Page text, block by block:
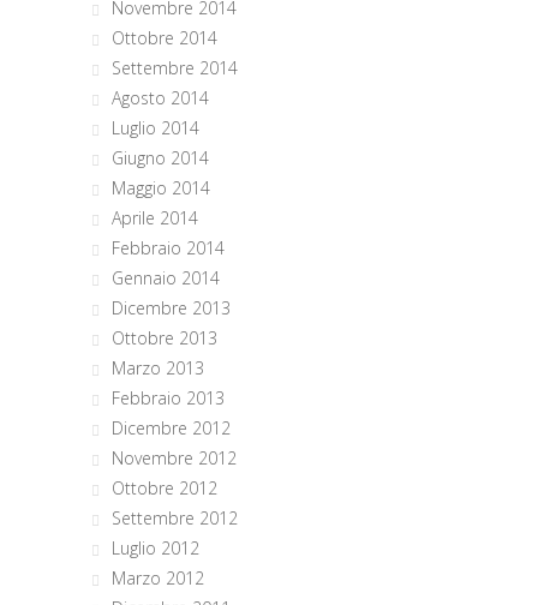
Novembre 2014
Ottobre 2014
Settembre 2014
Agosto 2014
Luglio 2014
Giugno 2014
Maggio 2014
Aprile 2014
Febbraio 2014
Gennaio 2014
Dicembre 2013
Ottobre 2013
Marzo 2013
Febbraio 2013
Dicembre 2012
Novembre 2012
Ottobre 2012
Settembre 2012
Luglio 2012
Marzo 2012